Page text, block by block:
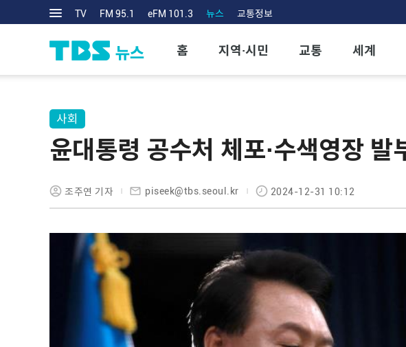
TV FM 95.1 eFM 101.3 뉴스 교통정보
홈 지역·시민 교통 세계
사회
윤대통령 공수처 체포·수색영장
조주연 기자 piseek@tbs.seoul.kr 2024-12-31 10:12